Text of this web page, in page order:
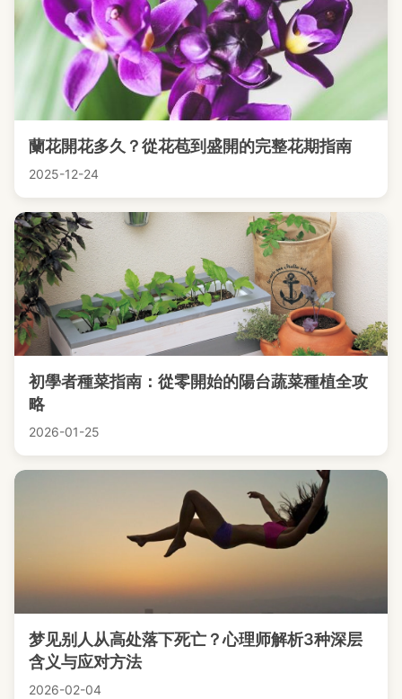
蘭花開花多久？從花苞到盛開的完整花期指南
2025-12-24
初學者種菜指南：從零開始的陽台蔬菜種植全攻
略
2026-01-25
梦见别人从高处落下死亡？心理师解析3种深层
含义与应对方法
2026-02-04